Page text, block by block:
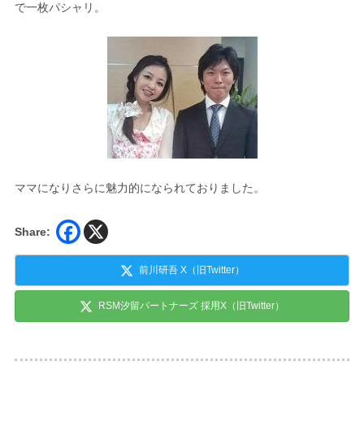
で一枚パシャリ。
ママになりさらに魅力的になられておりました。
Share:
前川研吾 X（旧Twitter）
RSM汐留パートナーズ 採用X（旧Twitter）